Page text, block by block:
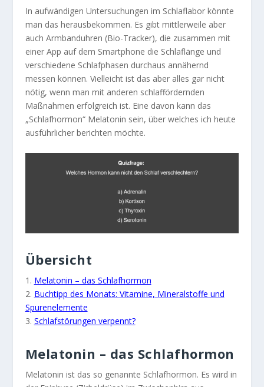
In aufwändigen Untersuchungen im Schlaflabor könnte
man das herausbekommen. Es gibt mittlerweile aber
auch Armbanduhren (Bio-Tracker), die zusammen mit
einer App auf dem Smartphone die Schlaflänge und
verschiedene Schlafphasen durchaus annähernd
messen können. Vielleicht ist das aber alles gar nicht
nötig, wenn man mit anderen schlaffördernden
Maßnahmen erfolgreich ist. Eine davon kann das
„Schlafhormon“ Melatonin sein, über welches ich heute
ausführlicher berichten möchte.
Übersicht
1. Melatonin – das Schlafhormon
2. Buchtipp des Monats: Vitamine, Mineralstoffe und
Spurenelemente
3. Schlafstörungen verpennt?
Melatonin – das Schlafhormon
Melatonin ist das so genannte Schlafhormon. Es wird in